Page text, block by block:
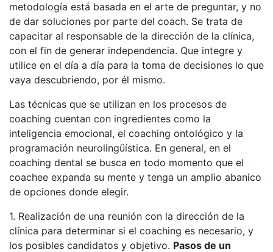
metodología está basada en el arte de preguntar, y no
de dar soluciones por parte del coach. Se trata de
capacitar al responsable de la dirección de la clínica,
con el fin de generar independencia. Que integre y
utilice en el día a día para la toma de decisiones lo que
vaya descubriendo, por él mismo.
Las técnicas que se utilizan en los procesos de
coaching cuentan con ingredientes como la
inteligencia emocional, el coaching ontológico y la
programación neurolingüística. En general, en el
coaching dental se busca en todo momento que el
coachee expanda su mente y tenga un amplio abanico
de opciones donde elegir.
1. Realización de una reunión con la dirección de la
clínica para determinar si el coaching es necesario, y
los posibles candidatos y objetivo. Pasos de un